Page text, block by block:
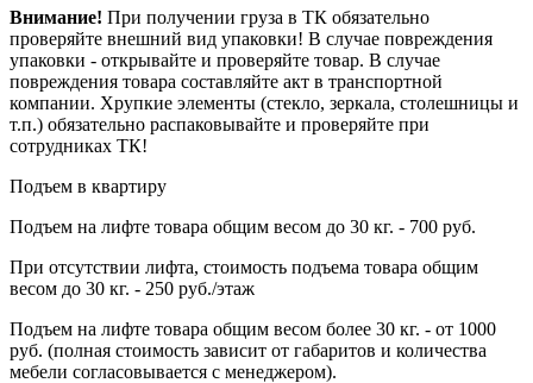
Внимание! При получении груза в ТК обязательно
проверяйте внешний вид упаковки! В случае повреждения
упаковки - открывайте и проверяйте товар. В случае
повреждения товара составляйте акт в транспортной
компании. Хрупкие элементы (стекло, зеркала, столешницы и
т.п.) обязательно распаковывайте и проверяйте при
сотрудниках ТК!
Подъем в квартиру
Подъем на лифте товара общим весом до 30 кг. - 700 руб.
При отсутствии лифта, стоимость подъема товара общим
весом до 30 кг. - 250 руб./этаж
Подъем на лифте товара общим весом более 30 кг. - от 1000
руб. (полная стоимость зависит от габаритов и количества
мебели согласовывается с менеджером).